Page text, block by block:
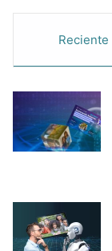
Reciente